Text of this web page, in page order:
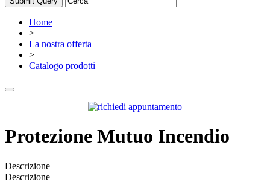
Home
>
La nostra offerta
>
Catalogo prodotti
Protezione Mutuo Incendio
Descrizione
Descrizione